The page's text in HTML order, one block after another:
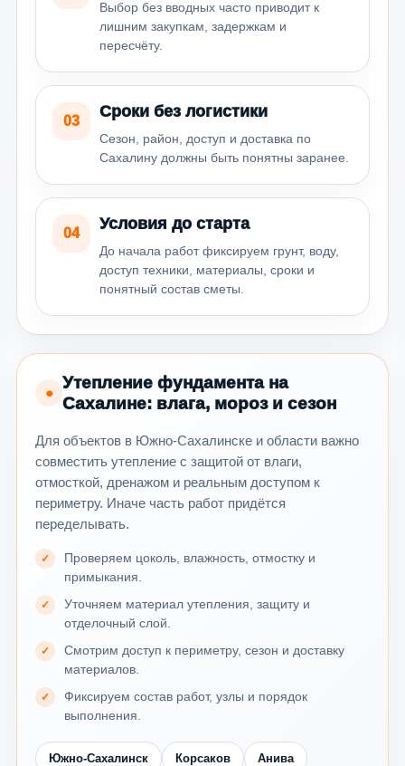
Выбор без вводных часто приводит к
лишним закупкам, задержкам и
пересчёту.
03
Сроки без логистики
Сезон, район, доступ и доставка по
Сахалину должны быть понятны заранее.
04
Условия до старта
До начала работ фиксируем грунт, воду,
доступ техники, материалы, сроки и
понятный состав сметы.
●
Утепление фундамента на
Сахалине: влага, мороз и сезон
Для объектов в Южно-Сахалинске и области важно
совместить утепление с защитой от влаги,
отмосткой, дренажом и реальным доступом к
периметру. Иначе часть работ придётся
переделывать.
Проверяем цоколь, влажность, отмостку и
примыкания.
Уточняем материал утепления, защиту и
отделочный слой.
Смотрим доступ к периметру, сезон и доставку
материалов.
Фиксируем состав работ, узлы и порядок
выполнения.
Южно-Сахалинск Корсаков Анива